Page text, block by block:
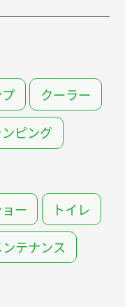
クーラー
ピング
ー トイレ
ンテナンス